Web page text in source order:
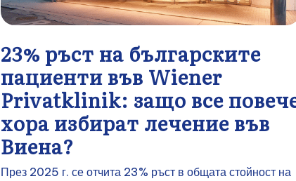
23% ръст на българските
пациенти във Wiener
Privatklinik: защо все
хора избират лечение във
Виена?
През 2025 г. се отчита 23% ръст в общата стойност на